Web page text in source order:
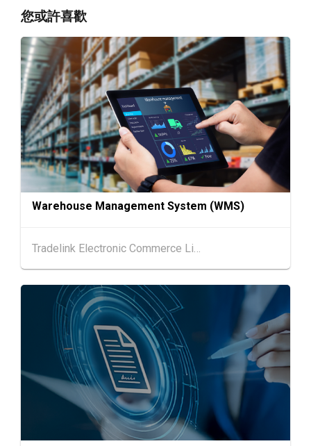
13-17
香港
香港貿發局美與健生活博覽 2026 (香港會議展
覽中心)
13-17
AUG
香港
13.08.2026 - 17.08.2026
香港貿發局家電‧家居‧博覽 2026 (香港會議展
覽中心)
13-15
AUG
香港
13.08.2026 - 15.08.2026
香港貿發局美食商貿博覽 2026 (香港會議展覽
中心)
13-15
AUG
香港
13.08.2026 - 15.08.2026
香港貿發局香港國際茶展 2026 (香港會議展覽
中心)
13-17
香港
13.08.2026 - 17.08.2026
中國內地
25.08.2026 - 27.08.2026
中國國際紡織⾯料及輔料（秋冬）博覽會 (202
6年8月25至27日)
AUG
香港
26.08.2026
「中小企資援組」網絡研討會系列︰AI「資」
持・中小企出海攻略 -【一人公司×AI】資助驅
動觸達全球
香港
01.09.2026 - 05.09.2026
您或許喜歡
Warehouse Management System (WMS)
Tradelink Electronic Commerce Limited